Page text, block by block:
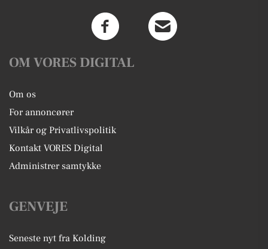
OM VORES DIGITAL
Om os
For annoncører
Vilkår og Privatlivspolitik
Kontakt VORES Digital
Administrer samtykke
GENVEJE
Seneste nyt fra Kolding